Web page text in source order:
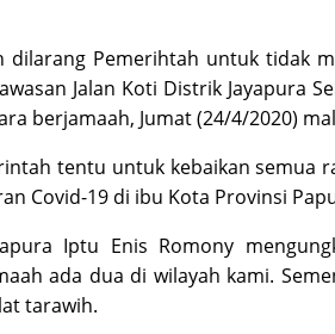
dilarang Pemerihtah untuk tidak
Jalan Koti Distrik Jayapura
berjamaah, Jumat (24/4/2020)
tentu untuk kebaikan semua
Covid-19 di ibu Kota Provinsi
Iptu Enis Romony
ada dua di wilayah kami.
tarawih.